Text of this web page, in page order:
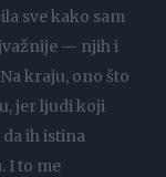
sve kako sam
— njih i
kraju, ono što
jer ljudi koji
ih istina
I to me